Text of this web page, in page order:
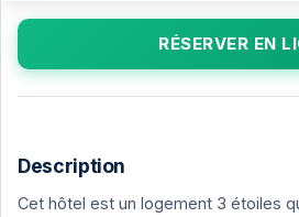
RÉSERVER EN
Description
Cet hôtel est un logement 3 étoiles